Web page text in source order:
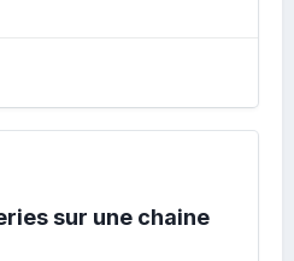
sur une chaine